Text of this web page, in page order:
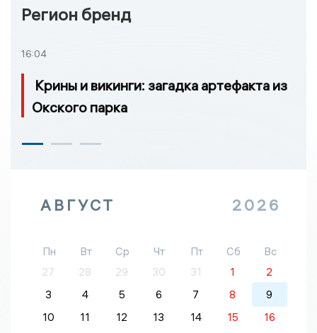
Регион бренд
16:04
Крины и викинги: загадка артефакта из
Окского парка
АВГУСТ 2026
Пн Вт Ср Чт Пт Сб
Вс
27
28 29 30 31 1
2
3
4 5 6 7 8
9
10
11 12 13 14 15
16